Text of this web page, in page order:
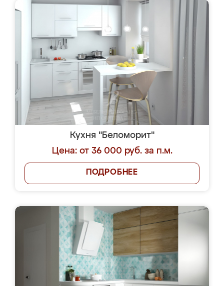
Кухня "Беломорит"
Цена: от 36 000 руб. за п.м.
ПОДРОБНЕЕ